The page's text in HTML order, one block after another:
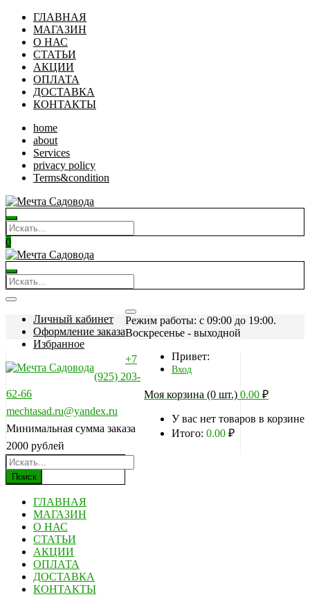
ГЛАВНАЯ
МАГАЗИН
О НАС
СТАТЬИ
АКЦИИ
ОПЛАТА
ДОСТАВКА
КОНТАКТЫ
home
about
Services
privacy policy
Terms&condition
0
Личный кабинет
Оформление заказа
Избранное
Режим работы: c 09:00 до 19:00.
Воскресенье - выходной
Привет:
Вход
Моя корзина (0 шт.) 0.00 ₽
У вас нет товаров в корзине
Итого: 0.00 ₽
+7
(925) 203-
62-66
mechtasad.ru@yandex.ru
Минимальная сумма заказа
2000 рублей
Поиск
ГЛАВНАЯ
МАГАЗИН
О НАС
СТАТЬИ
АКЦИИ
ОПЛАТА
ДОСТАВКА
КОНТАКТЫ